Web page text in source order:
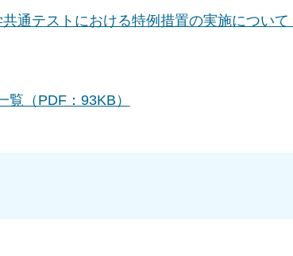
通テストにおける特例措置の実施について
（PDF：93KB）